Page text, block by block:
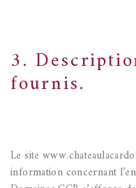
3.
fournis.
Le site
information concernant